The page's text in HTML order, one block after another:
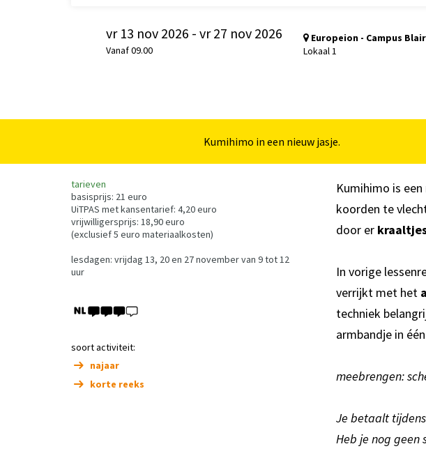
vr 13 nov 2026 - vr 27 nov 2026
Vanaf 09.00
Europeion - Campus
Lokaal 1
Kumihimo in een nieuw jasje.
Kumihimo is
koorden te
door er
In vorige
verrijkt met het
techniek
armbandje in
meebrengen:
Je betaalt
Heb je nog geen
tarieven
basisprijs: 21 euro
UiTPAS met kansentarief: 4,20 euro
vrijwilligersprijs: 18,90 euro
(exclusief 5 euro materiaalkosten)
lesdagen: vrijdag 13, 20 en 27 november van 9 tot 12
uur
soort activiteit:
najaar
korte reeks